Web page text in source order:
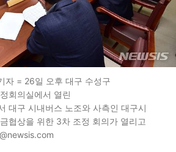
자 = 26일 오후 대구 수성구
회의실에서 열린
대구 시내버스 노조와 사측인 대구시
협상을 위한 3차 조정 회의가 열리고